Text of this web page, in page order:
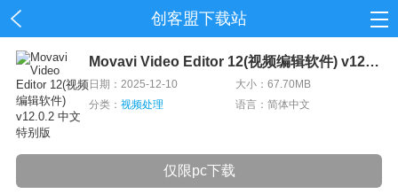
创客盟下载站
首页 Movavi Video Editor 12(视频编辑软件) v12.0.2 中文特别版
日期：2025-12-10
大小：67.70MB
分类： 视频处理 语言：简体中文
仅限pc下载